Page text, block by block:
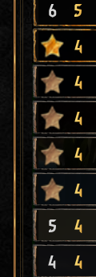
6 5
4
4
4
4
4
5 4
4 4